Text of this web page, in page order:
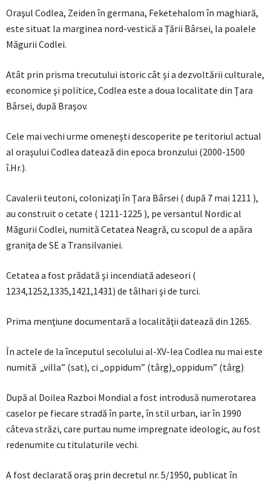
Oraşul Codlea, Zeiden în germana, Feketehalom în maghiară,
este situat la marginea nord-vestică a Ţării Bârsei, la poalele
Măgurii Codlei.
Atât prin prisma trecutului istoric cât şi a dezvoltării culturale,
economice şi politice, Codlea este a doua localitate din Ţara
Bârsei, după Braşov.
Cele mai vechi urme omeneşti descoperite pe teritoriul actual
al oraşului Codlea datează din epoca bronzului (2000-1500
î.Hr.).
Cavalerii teutoni, colonizaţi în Ţara Bârsei ( după 7 mai 1211 ),
au construit o cetate ( 1211-1225 ), pe versantul Nordic al
Măgurii Codlei, numită Cetatea Neagră, cu scopul de a apăra
graniţa de SE a Transilvaniei.
Cetatea a fost prădată şi incendiată adeseori (
1234,1252,1335,1421,1431) de tâlhari şi de turci.
Prima menţiune documentară a localităţii datează din 1265.
În actele de la începutul secolului al-XV-lea Codlea nu mai este
numită „villa” (sat), ci „oppidum” (târg)„oppidum” (târg)
După al Doilea Razboi Mondial a fost introdusă numerotarea
caselor pe fiecare stradă în parte, în stil urban, iar în 1990
câteva străzi, care purtau nume impregnate ideologic, au fost
redenumite cu titulaturile vechi.
A fost declarată oraş prin decretul nr. 5/1950, publicat în